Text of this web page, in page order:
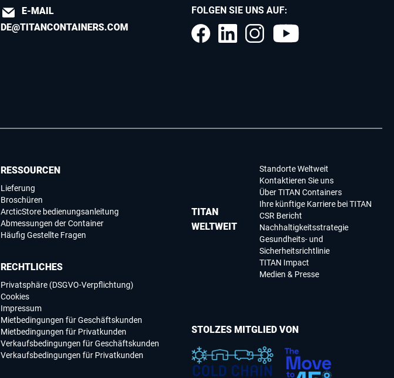
E-MAIL
DE@TITANCONTAINERS.COM
FOLGEN SIE UNS AUF:
TITAN
WELTWEIT
Standorte Weltweit
Kontaktieren Sie uns
Über TITAN Containers
Ihre künftige Karriere bei TITAN
CSR Bericht
Nachhaltigkeitsstrategie
Gesundheits- und
Sicherheitsrichtlinie
TITAN Impact
Medien & Presse
RESSOURCEN
Lieferung
Broschüren
ArcticStore bedienungsanleitung
Abmessungen der Container
Häufig Gestellte Fragen
RECHTLICHES
Privatsphäre (DSGVO-Verpflichtung)
Cookies
Impressum
Mietbedingungen für Geschäftskunden
Mietbedingungen für Privatkunden
Verkaufsbedingungen für Geschäftskunden
Verkaufsbedingungen für Privatkunden
STOLZES MITGLIED VON